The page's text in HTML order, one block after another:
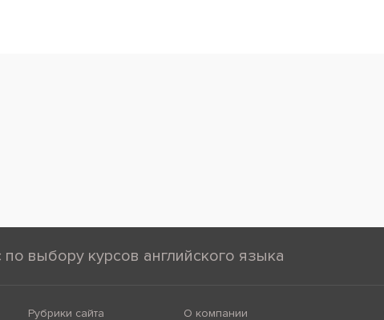
выбору курсов английского языка
Рубрики сайта О компании